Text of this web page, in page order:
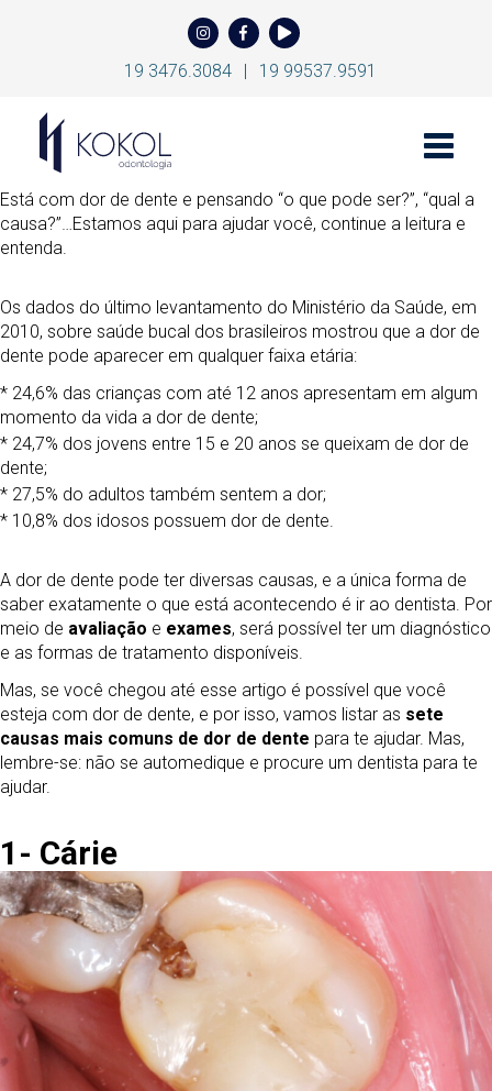
19 3476.3084 | 19 99537.9591
Toggle
Está com dor de dente e pensando “o que pode ser?”, “qual a
causa?”…Estamos aqui para ajudar você, continue a leitura e
entenda.
Os dados do último levantamento do Ministério da Saúde, em
2010, sobre saúde bucal dos brasileiros mostrou que a dor de
dente pode aparecer em qualquer faixa etária:
* 24,6% das crianças com até 12 anos apresentam em algum
momento da vida a dor de dente;
* 24,7% dos jovens entre 15 e 20 anos se queixam de dor de
dente;
* 27,5% do adultos também sentem a dor;
* 10,8% dos idosos possuem dor de dente.
A dor de dente pode ter diversas causas, e a única forma de
saber exatamente o que está acontecendo é ir ao dentista. Por
meio de avaliação e exames, será possível ter um diagnóstico
e as formas de tratamento disponíveis.
Mas, se você chegou até esse artigo é possível que você
esteja com dor de dente, e por isso, vamos listar as sete
causas mais comuns de dor de dente para te ajudar. Mas,
lembre-se: não se automedique e procure um dentista para te
ajudar.
1- Cárie